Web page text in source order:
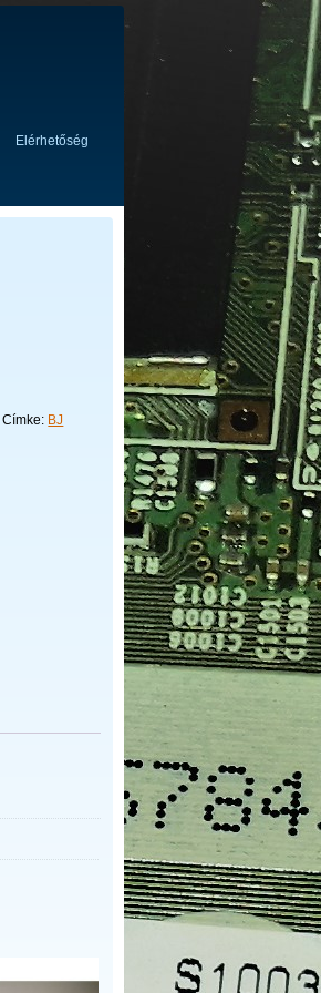
Elérhetőség
Címke: BJ